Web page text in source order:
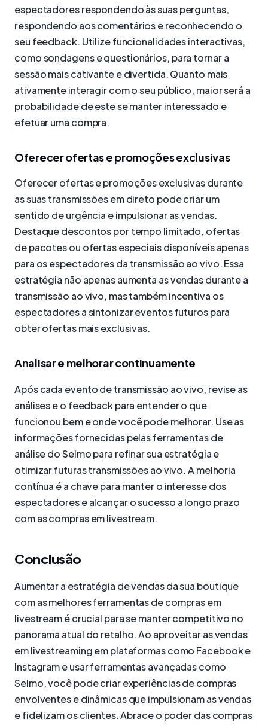
espectadores respondendo às suas perguntas,
respondendo aos comentários e reconhecendo o
seu feedback. Utilize funcionalidades interactivas,
como sondagens e questionários, para tornar a
sessão mais cativante e divertida. Quanto mais
ativamente interagir com o seu público, maior será a
probabilidade de este se manter interessado e
efetuar uma compra.
Oferecer ofertas e promoções exclusivas
Oferecer ofertas e promoções exclusivas durante
as suas transmissões em direto pode criar um
sentido de urgência e impulsionar as vendas.
Destaque descontos por tempo limitado, ofertas
de pacotes ou ofertas especiais disponíveis apenas
para os espectadores da transmissão ao vivo. Essa
estratégia não apenas aumenta as vendas durante a
transmissão ao vivo, mas também incentiva os
espectadores a sintonizar eventos futuros para
obter ofertas mais exclusivas.
Analisar e melhorar continuamente
Após cada evento de transmissão ao vivo, revise as
análises e o feedback para entender o que
funcionou bem e onde você pode melhorar. Use as
informações fornecidas pelas ferramentas de
análise do Selmo para refinar sua estratégia e
otimizar futuras transmissões ao vivo. A melhoria
contínua é a chave para manter o interesse dos
espectadores e alcançar o sucesso a longo prazo
com as compras em livestream.
Conclusão
Aumentar a estratégia de vendas da sua boutique
com as melhores ferramentas de compras em
livestream é crucial para se manter competitivo no
panorama atual do retalho. Ao aproveitar as vendas
em livestreaming em plataformas como Facebook e
Instagram e usar ferramentas avançadas como
Selmo, você pode criar experiências de compras
envolventes e dinâmicas que impulsionam as vendas
e fidelizam os clientes. Abrace o poder das compras